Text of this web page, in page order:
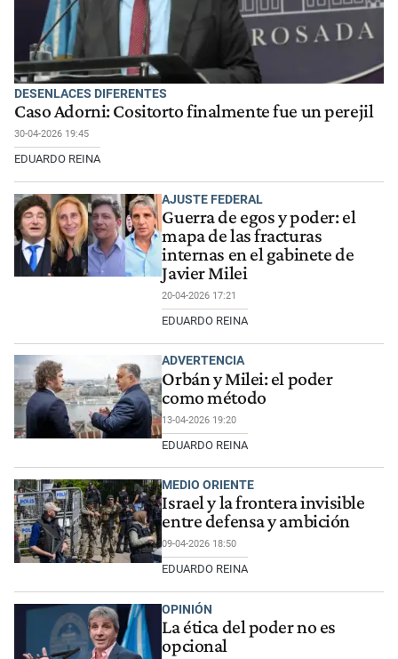
DESENLACES DIFERENTES
Caso Adorni: Cositorto finalmente fue un perejil
30-04-2026 19:45
EDUARDO REINA
AJUSTE FEDERAL
Guerra de egos y poder: el
mapa de las fracturas
internas en el gabinete de
Javier Milei
20-04-2026 17:21
EDUARDO REINA
ADVERTENCIA
Orbán y Milei: el poder
como método
13-04-2026 19:20
EDUARDO REINA
MEDIO ORIENTE
Israel y la frontera invisible
entre defensa y ambición
09-04-2026 18:50
EDUARDO REINA
OPINIÓN
La ética del poder no es
opcional